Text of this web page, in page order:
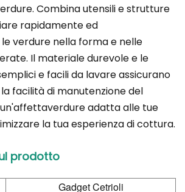
Combina utensili e strutture
rapidamente ed
verdure nella forma e nelle
Il materiale durevole e le
e facili da lavare assicurano
facilità di manutenzione del
adatta alle tue
la tua esperienza di cottura.
prodotto
Gadget Cetrioli